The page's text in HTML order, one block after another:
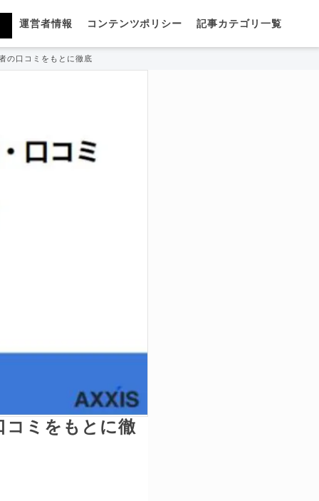
運営者情報 コンテンツポリシー 記事カテゴリ一覧
の口コミをもとに徹底解説
コミをもとに徹